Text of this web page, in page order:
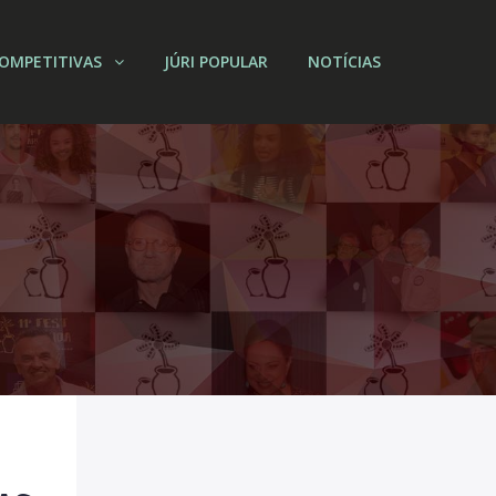
JÚRI POPULAR NOTÍCIAS